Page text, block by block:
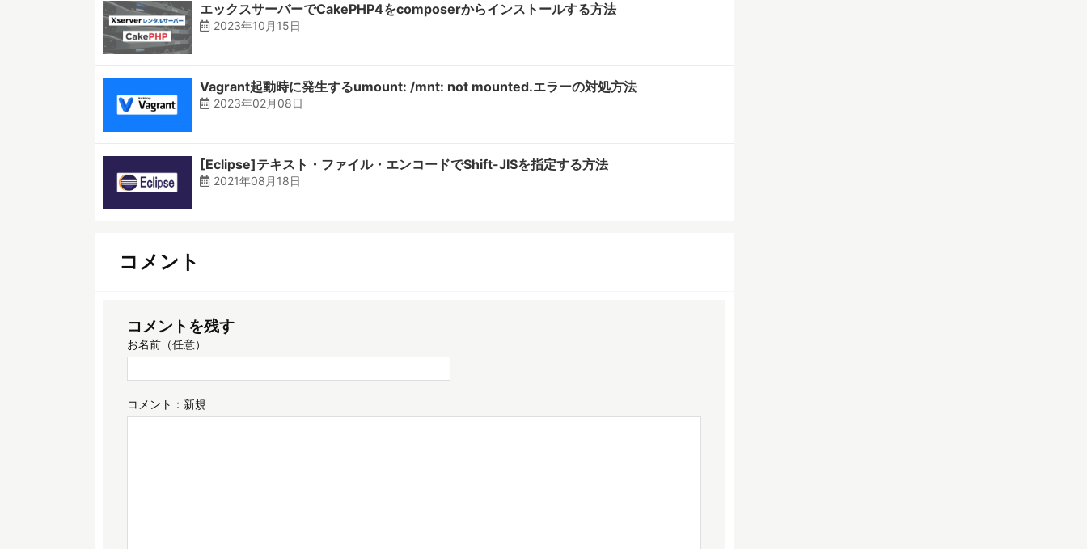
エックスサーバーでCakePHP4をcomposerからインストールする方法
2023年10月15日
Vagrant起動時に発生するumount: /mnt: not mounted.エラーの対処方法
2023年02月08日
[Eclipse]テキスト・ファイル・エンコードでShift-JISを指定する方法
2021年08月18日
コメント
コメントを残す
お名前（任意）
コメント： 新規